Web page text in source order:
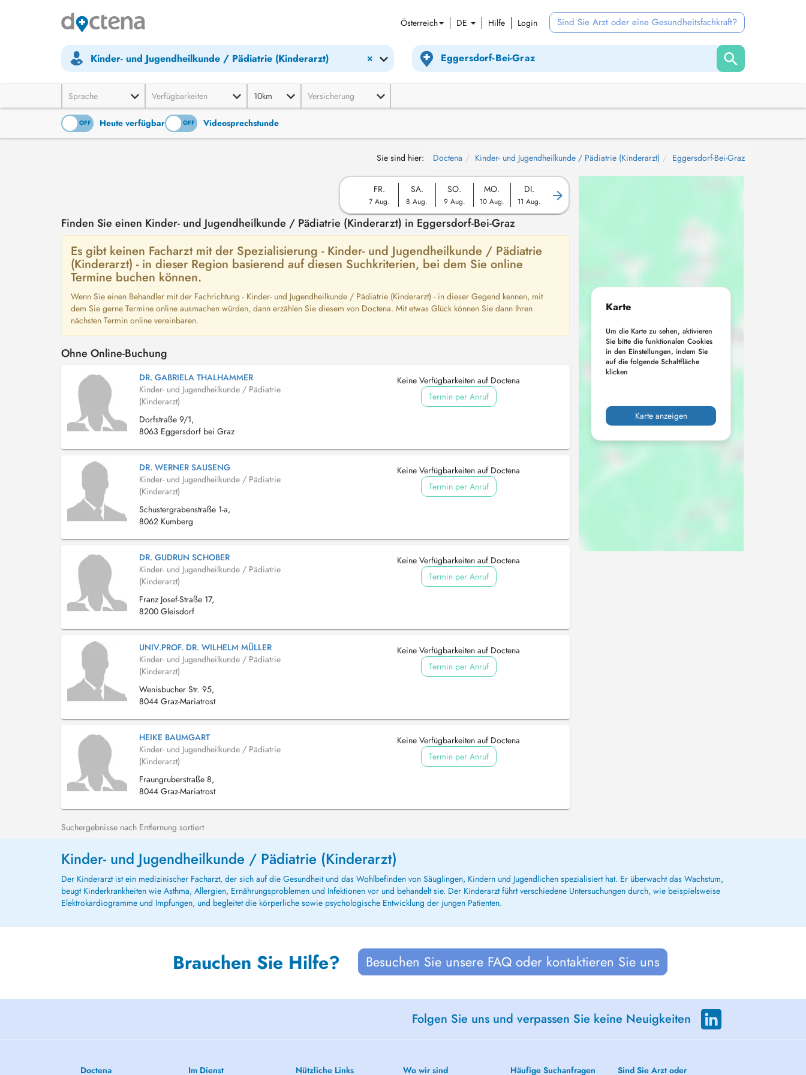
Österreich DE Hilfe Login Sind Sie Arzt oder eine Gesundheitsfachkraft?
×
Kinder- und Jugendheilkunde / Pädiatrie (Kinderarzt)
Sprache Verfügbarkeiten 10km Versicherung
OFF Heute verfügbar
ON OFF Videosprechstunde
Sie sind hier: Doctena Kinder- und Jugendheilkunde / Pädiatrie (Kinderarzt) Eggersdorf-Bei-Graz
FR.
7 Aug.
SA.
8 Aug.
SO.
9 Aug.
MO.
10 Aug.
DI.
11 Aug.
Finden Sie einen Kinder- und Jugendheilkunde / Pädiatrie (Kinderarzt) in Eggersdorf-Bei-Graz
Es gibt keinen Facharzt mit der Spezialisierung - Kinder- und Jugendheilkunde / Pädiatrie
(Kinderarzt) - in dieser Region basierend auf diesen Suchkriterien, bei dem Sie online
Termine buchen können.
Wenn Sie einen Behandler mit der Fachrichtung - Kinder- und Jugendheilkunde / Pädiatrie (Kinderarzt) - in dieser Gegend kennen, mit
dem Sie gerne Termine online ausmachen würden, dann erzählen Sie diesem von Doctena. Mit etwas Glück können Sie dann Ihren
nächsten Termin online vereinbaren.
Ohne Online-Buchung
DR. GABRIELA THALHAMMER
Kinder- und Jugendheilkunde / Pädiatrie
(Kinderarzt)
Dorfstraße 9/1,
8063 Eggersdorf bei Graz
Keine Verfügbarkeiten auf Doctena
Termin per Anruf
DR. WERNER SAUSENG
Kinder- und Jugendheilkunde / Pädiatrie
(Kinderarzt)
Schustergrabenstraße 1-a,
8062 Kumberg
Keine Verfügbarkeiten auf Doctena
Termin per Anruf
DR. GUDRUN SCHOBER
Kinder- und Jugendheilkunde / Pädiatrie
(Kinderarzt)
Franz Josef-Straße 17,
8200 Gleisdorf
Keine Verfügbarkeiten auf Doctena
Termin per Anruf
UNIV.PROF. DR. WILHELM MÜLLER
Kinder- und Jugendheilkunde / Pädiatrie
(Kinderarzt)
Wenisbucher Str. 95,
8044 Graz-Mariatrost
Keine Verfügbarkeiten auf Doctena
Termin per Anruf
HEIKE BAUMGART
Kinder- und Jugendheilkunde / Pädiatrie
(Kinderarzt)
Fraungruberstraße 8,
8044 Graz-Mariatrost
Keine Verfügbarkeiten auf Doctena
Termin per Anruf
Suchergebnisse nach Entfernung sortiert
Karte
Um die Karte zu sehen, aktivieren
Sie bitte die funktionalen Cookies
in den Einstellungen, indem Sie
auf die folgende Schaltfläche
klicken
Karte anzeigen
Kinder- und Jugendheilkunde / Pädiatrie (Kinderarzt)
Der Kinderarzt ist ein medizinischer Facharzt, der sich auf die Gesundheit und das Wohlbefinden von Säuglingen, Kindern und Jugendlichen spezialisiert hat. Er überwacht das Wachstum,
beugt Kinderkrankheiten wie Asthma, Allergien, Ernährungsproblemen und Infektionen vor und behandelt sie. Der Kinderarzt führt verschiedene Untersuchungen durch, wie beispielsweise
Elektrokardiogramme und Impfungen, und begleitet die körperliche sowie psychologische Entwicklung der jungen Patienten.
Brauchen Sie Hilfe? Besuchen Sie unsere FAQ oder kontaktieren Sie uns
Folgen Sie uns und verpassen Sie keine Neuigkeiten
Doctena Im Dienst Nützliche Links Wo wir sind Häufige Suchanfragen Sind Sie Arzt oder